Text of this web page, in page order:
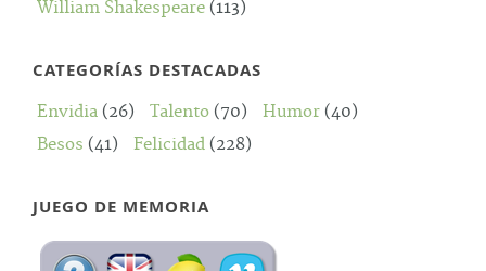
William Shakespeare (113)
CATEGORÍAS DESTACADAS
Envidia (26) Talento (70) Humor (40)
Besos (41) Felicidad (228)
JUEGO DE MEMORIA